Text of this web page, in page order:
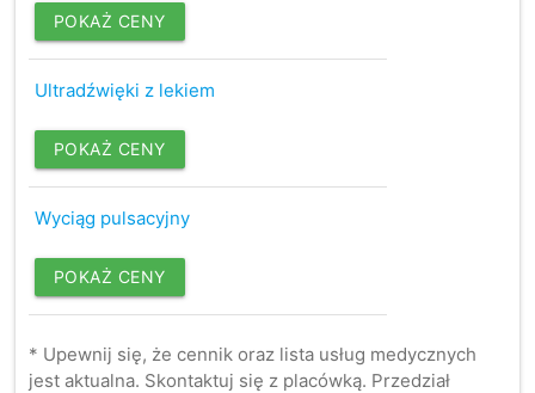
POKAŻ CENY
Ultradźwięki z lekiem
POKAŻ CENY
Wyciąg pulsacyjny
POKAŻ CENY
* Upewnij się, że cennik oraz lista usług medycznych
jest aktualna. Skontaktuj się z placówką. Przedział